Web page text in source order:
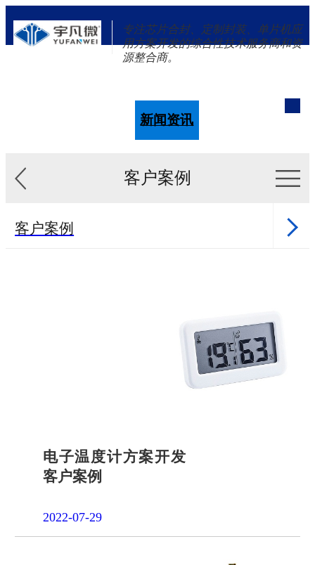
专注芯片合封、定制封装、单片机应
用方案开发的综合性技术服务商和资
源整合商。
新闻资讯
客户案例
客户案例
电子温度计方案开发
客户案例
2022-07-29